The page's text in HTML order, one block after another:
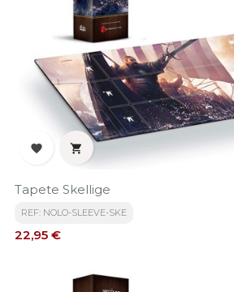
 
Tapete Skellige
REF: NOLO-SLEEVE-SKE
Precio
22,95 €